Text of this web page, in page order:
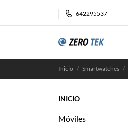
642295537
Inicio Smartwatches
INICIO
Móviles